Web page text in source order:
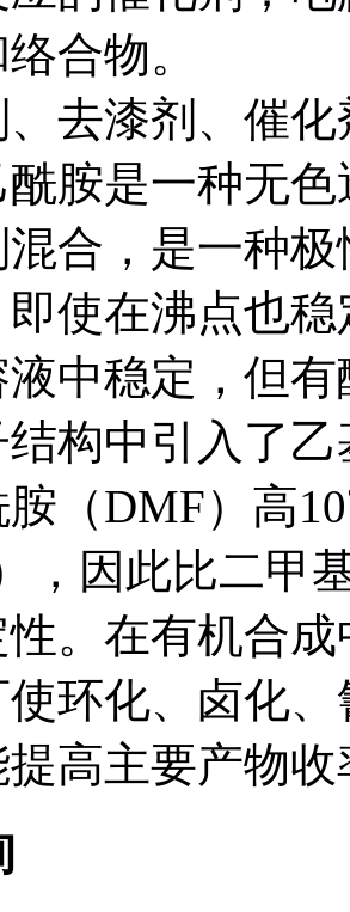
合物。
、去漆剂、催
胺是一种无
合，是一种
即使在沸点也
中稳定，但
构中引入了
胺（DMF）高
，因此比二甲
。在有机合
环化、卤化
高主要产物收